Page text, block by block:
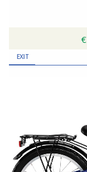
€
EXIT